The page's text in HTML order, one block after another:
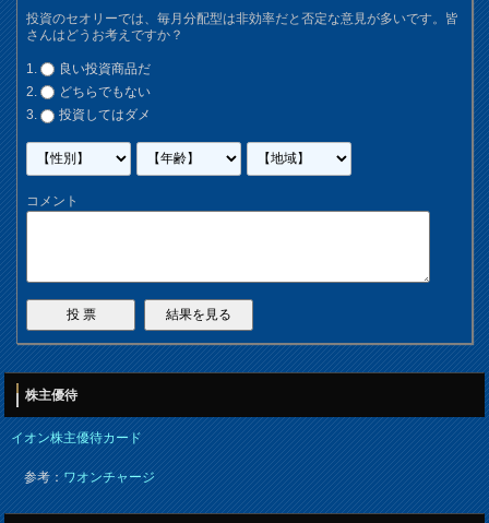
投資のセオリーでは、毎月分配型は非効率だと否定な意見が多いです。皆
さんはどうお考えですか？
良い投資商品だ
どちらでもない
投資してはダメ
コメント
株主優待
イオン株主優待カード
参考：ワオンチャージ